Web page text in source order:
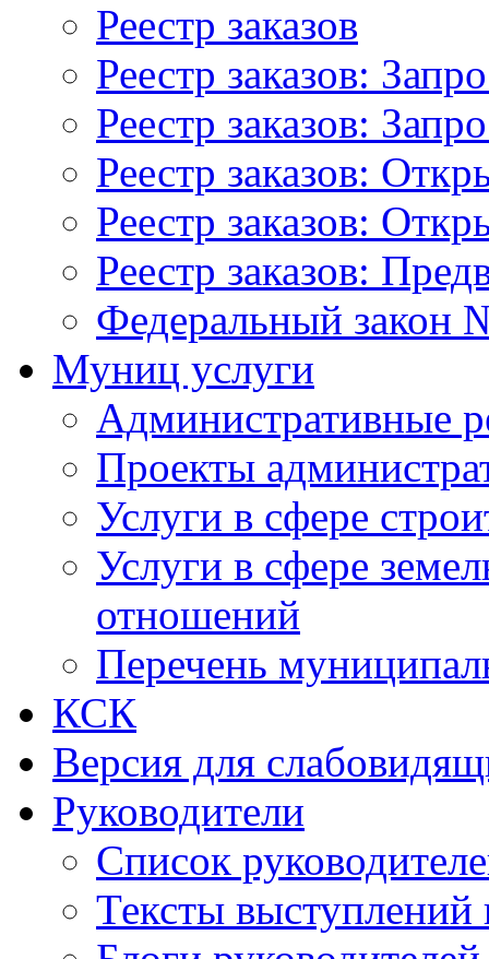
Реестр заказов
Реестр заказов:
Реестр заказов:
Реестр заказов:
Реестр заказов:
Реестр заказов:
Федеральный закон
Муниц услуги
Административные
Проекты
Услуги в сфере
Услуги в сфере
отношений
Перечень
КСК
Версия для
Руководители
Список
Тексты выступлений